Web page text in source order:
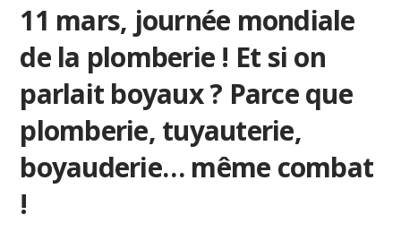
11 mars, journée mondiale
de la plomberie ! Et si on
parlait boyaux ? Parce que
plomberie, tuyauterie,
boyauderie… même combat
!